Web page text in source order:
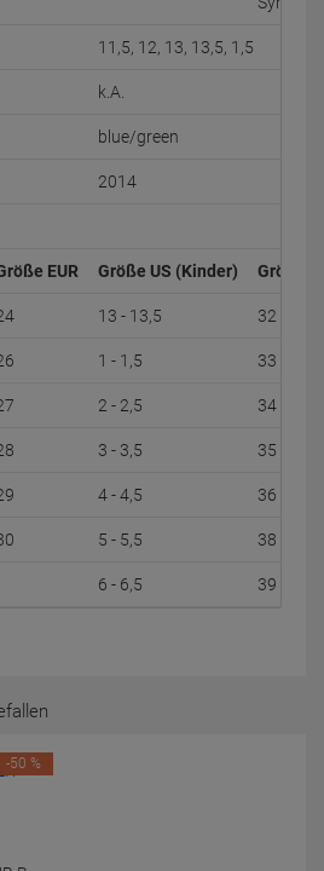
11,5, 12, 13, 13,5, 1,5
k.A.
blue/green
2014
EUR Größe US (Kinder) Größe
13 - 13,5 32
1 - 1,5 33
2 - 2,5 34
3 - 3,5 35
4 - 4,5 36
5 - 5,5 38
6 - 6,5 39
-50 %